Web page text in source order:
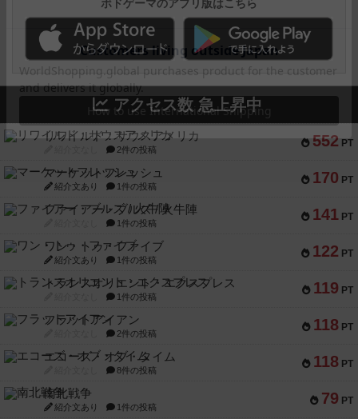
ボドゲーマのアプリ版はこちら
アクセス数 急上昇中
552 PT
リワイルド：サウスアメリカ
2件の投稿
170 PT
マーケットフレッシュ
紹介文あり 1件の投稿
141 PT
ファイアー・ブルズ / 火牛陣
1件の投稿
122 PT
ワン・トゥ・ファイブ
紹介文あり 1件の投稿
119 PT
トランスオリエント・エクスプレス
1件の投稿
118 PT
フラットアイアン
2件の投稿
118 PT
エコーズ・オブ・タイム
8件の投稿
79 PT
南北戦争
紹介文あり 1件の投稿